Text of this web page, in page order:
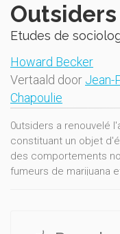
Outsiders
Etudes de
Howard Becker
Vertaald door Jean-
Chapoulie
0utsiders a renouvelé
constituant un objet
des comportements
fumeurs de marijuana
entrepreneurs de